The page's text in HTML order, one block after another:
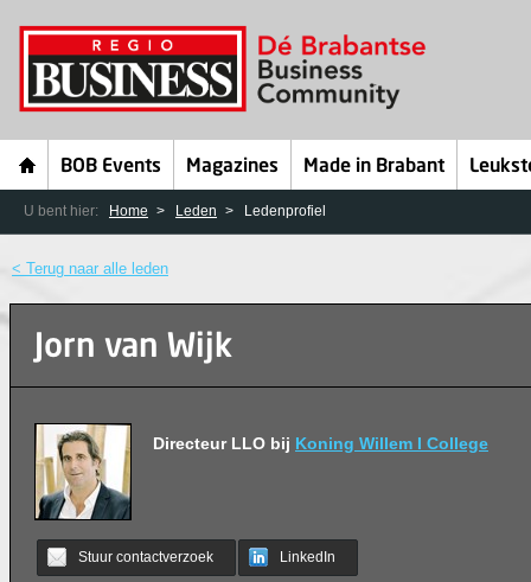
BOB Events Magazines Made in Brabant
U bent hier: Home Leden Ledenprofiel
< Terug naar alle leden
Jorn van Wijk
Directeur LLO bij Koning Willem I College
Stuur contactverzoek LinkedIn